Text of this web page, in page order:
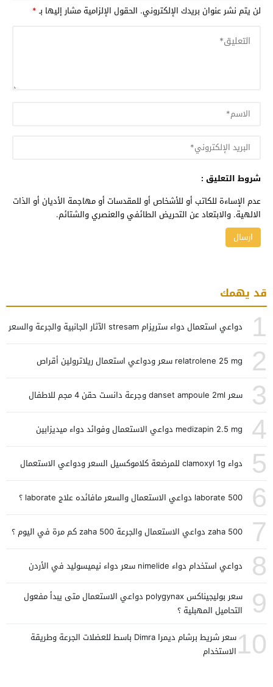
لن يتم نشر عنوان بريدك الإلكتروني. الحقول الإلزامية مشار إليها بـ*
شروط التعليق :
عدم الإساءة للكاتب أو للأشخاص أو للمقدسات أو مهاجمة الأديان أو الذات
الالهية. والابتعاد عن التحريض الطائفي والعنصري والشتائم.
قد يهمك
1 دواعي استعمال دواء ستريزام stresam الآثار الجانبية والجرعة والسعر
2 relatrolene 25 mg سعر ودواعي استعمال ريلاترولين أقراص
3 سعر danset ampoule 2ml وجرعة دانست حقن 4 مجم للاطفال
4 medizapin 2.5 mg دواعي الاستعمال وفوائد دواء ميديزابين
5 دواء clamoxyl 1g للمرضعة كلاموكسيل السعر ودواعي الاستعمال
6 laborate 500 دواعي الاستعمال والسعر مافائده علاج laborate ؟
7 zaha 500 دواعي الاستعمال والجرعة zaha 500 كم مرة في اليوم ؟
8 دواعي استخدام دواء nimelide سعر دواء نيميسوليد في الأردن
9
سعر بوليجيناكس polygynax دواعي الاستعمال متى يبدأ مفعول
التحاميل المهبلية ؟
10
سعر شريط برشام ديمرا Dimra باسط للعضلات الجرعة وطريقة
الاستخدام